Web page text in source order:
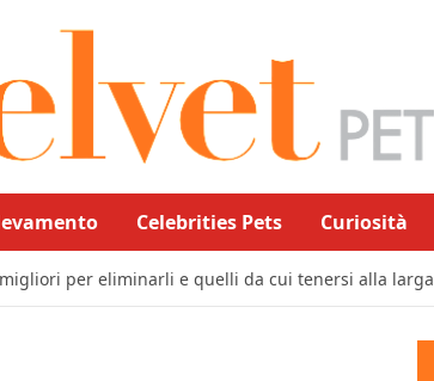
Celebrities Pets Curiosità
per eliminarli e quelli da cui tenersi alla larga